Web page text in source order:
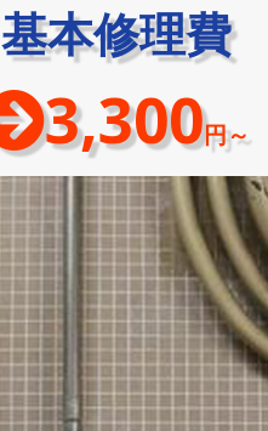
基本修理費
3,300円～